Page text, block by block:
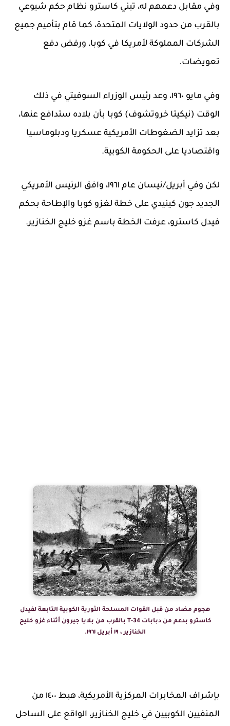
وفي مقابل دعمهم له، تبني كاسترو نظام حكم شيوعي
بالقرب من حدود الولايات المتحدة، كما قام بتأميم جميع
الشركات المملوكة لأمريكا في كوبا، ورفض دفع
تعويضات.
وفي مايو ١٩٦٠، وعد رئيس الوزراء السوفيتي في ذلك
الوقت (نيكيتا خروتشوف) كوبا بأن بلاده ستدافع عنها،
بعد تزايد الضغوطات الأمريكية عسكريا ودبلوماسيا
واقتصاديا على الحكومة الكوبية.
لكن وفي أبريل/نيسان عام ١٩٦١، وافق الرئيس الأمريكي
الجديد جون كينيدي على خطة لغزو كوبا والإطاحة بحكم
فيدل كاسترو، عرفت الخطة باسم غزو خليج الخنازير.
هجوم مضاد من قبل القوات المسلحة الثورية الكوبية التابعة لفيدل
كاسترو بدعم من دبابات T-34 بالقرب من بلايا جيرون أثناء غزو خليج
الخنازير ، ١٩ أبريل ١٩٦١.
بإشراف المخابرات المركزية الأمريكية، هبط ١٤٠٠ من
المنفيين الكوبيين في خليج الخنازير، الواقع على الساحل